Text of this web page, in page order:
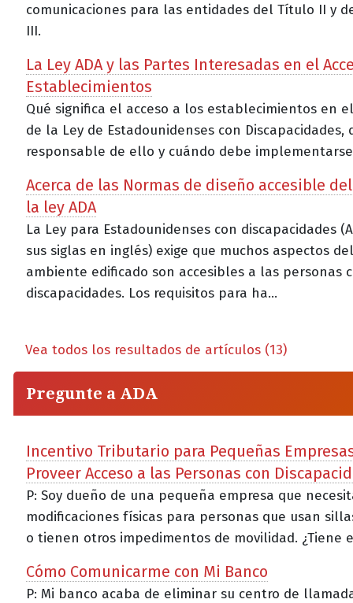
comunicaciones para las entidades del Título II y
III.
La Ley ADA y las Partes Interesadas en el
Establecimientos
Qué significa el acceso a los establecimientos en
de la Ley de Estadounidenses con Discapacidades,
responsable de ello y cuándo debe implementarse
Acerca de las Normas de diseño accesible
la ley ADA
La Ley para Estadounidenses con discapacidades
sus siglas en inglés) exige que muchos aspectos del
ambiente edificado son accesibles a las personas
discapacidades. Los requisitos para ha...
Vea todos los resultados de artículos (13)
Pregunte a ADA
Incentivo Tributario para Pequeñas
Proveer Acceso a las Personas con
P: Soy dueño de una pequeña empresa que
modificaciones físicas para personas que usan
o tienen otros impedimentos de movilidad. ¿Tiene
Cómo Comunicarme con Mi Banco
P: Mi banco acaba de eliminar su centro de